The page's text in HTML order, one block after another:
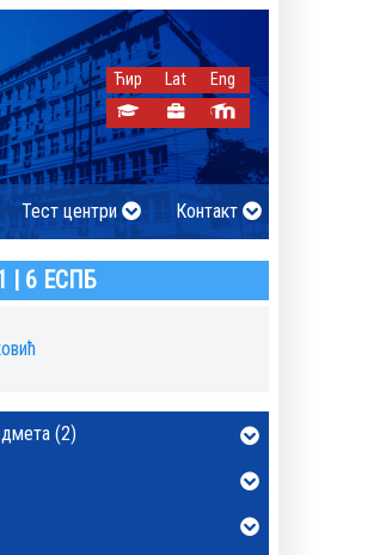
Ћир Lat Eng
Тест центри Контакт
| 6 ЕСПБ
(2)